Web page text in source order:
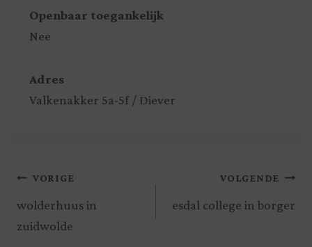
Openbaar toegankelijk
Nee
Adres
Valkenakker 5a-5f / Diever
VORIGE
wolderhuus in
zuidwolde
VOLGENDE
esdal college in borger